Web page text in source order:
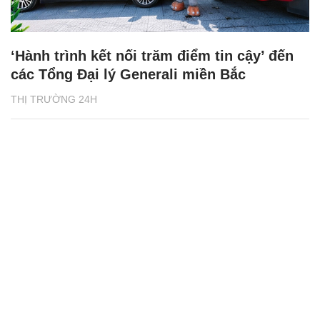
THỊ TRƯỜNG 24H
‘Hành trình kết nối trăm điểm tin cậy’ đến
các Tổng Đại lý Generali miền Bắc